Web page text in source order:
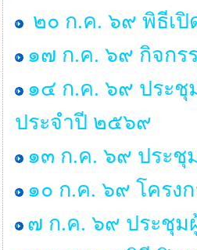
๒๐ ก.ค. ๖๙ พิธีเ
๑๗ ก.ค. ๖๙ กิจกร
๑๔ ก.ค. ๖๙ ประชุ
ประจำปี ๒๕๖๙
๑๓ ก.ค. ๖๙ ประ
๑๐ ก.ค. ๖๙ โครง
๗ ก.ค. ๖๙ ประชุม